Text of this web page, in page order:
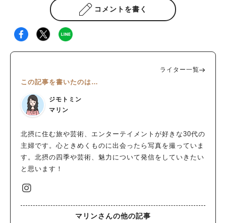
コメントを書く
ライター一覧
この記事を書いたのは…
ジモトミン
マリン
北摂に住む旅や芸術、エンターテイメントが好きな30代の
主婦です。心ときめくものに出会ったら写真を撮っていま
す。北摂の四季や芸術、魅力について発信をしていきたい
と思います！
マリンさんの他の記事